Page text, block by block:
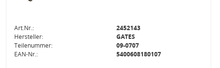
Art.Nr.:
2452143
Hersteller:
GATES
Teilenummer:
09-0707
EAN-Nr.:
5400608180107